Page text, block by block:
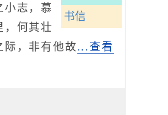
书信
志，慕
，何其壮
际，非有他故...查看